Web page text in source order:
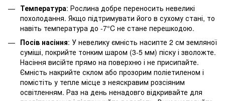
Температура: Рослина добре переносить невеликі
похолодання. Якщо підтримувати його в сухому стані, то
навіть температура до -7°C не стане перешкодою.
Посів насіння: У невелику ємність насипте 2 см земляної
суміші, покрийте тонким шаром (3-5 мм) піску і зволожте.
Насіння висійте прямо на поверхню і не присипайте.
Ємність накрийте склом або прозорим поліетиленом і
помістіть у тепле місце з неяскравим розсіяним
освітленням. Раз на день ненадовго відкривайте для